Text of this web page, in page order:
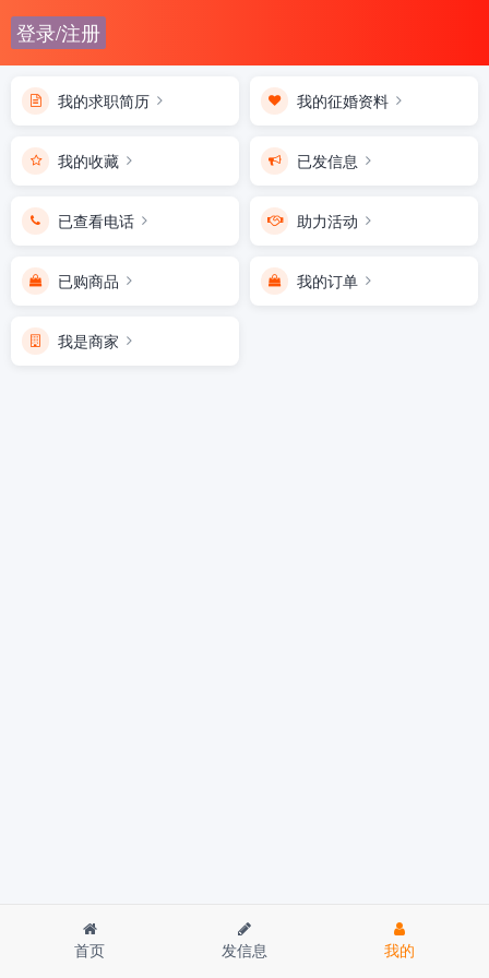
登录/注册
我的求职简历 我的征婚资料
我的收藏 已发信息
已查看电话 助力活动
已购商品 我的订单
我是商家
首页 发信息 我的